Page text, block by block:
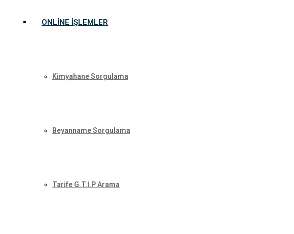
ONLINE İŞLEMLER
Kimyahane Sorgulama
Beyanname Sorgulama
Tarife G.T.İ.P Arama